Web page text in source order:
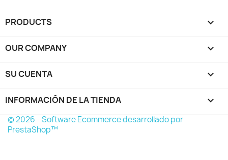
PRODUCTS 
OUR COMPANY 
SU CUENTA 
INFORMACIÓN DE LA TIENDA keyboard_arrow_down
© 2026 - Software Ecommerce desarrollado por
PrestaShop™